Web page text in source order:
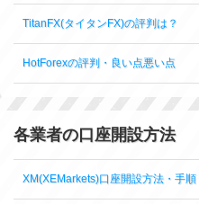
TitanFX(タイタンFX)の評判は？
HotForexの評判・良い点悪い点
各業者の口座開設方法
XM(XEMarkets)口座開設方法・手順